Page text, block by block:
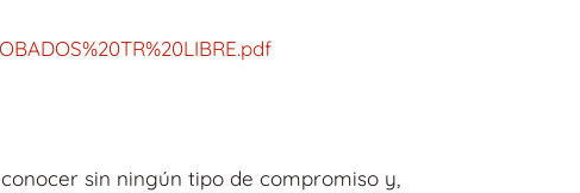
sin ningún tipo de compromiso y,